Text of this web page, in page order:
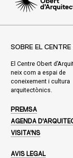
SOBRE EL CENTRE
El Centre Obert
neix com a espai de
coneixement i cultura
arquitectònics.
PREMSA
AGENDA
VISITA'NS
AVIS LEGAL